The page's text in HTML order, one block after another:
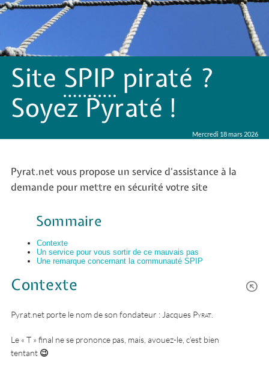
Site SPIP piraté ?
Soyez Pyraté !
Mercredi 18 mars 2026
Pyrat.net vous propose un service d’assistance à la
demande pour mettre en sécurité votre site
Sommaire
Contexte
Un service pour vous sortir de ce mauvais pas
Une remarque concernant la communauté SPIP
Contexte
Pyrat.net porte le nom de son fondateur : Jacques Pyrat
Le « T » final ne se prononce pas, mais, avouez-le, c’est bien
tentant 😉